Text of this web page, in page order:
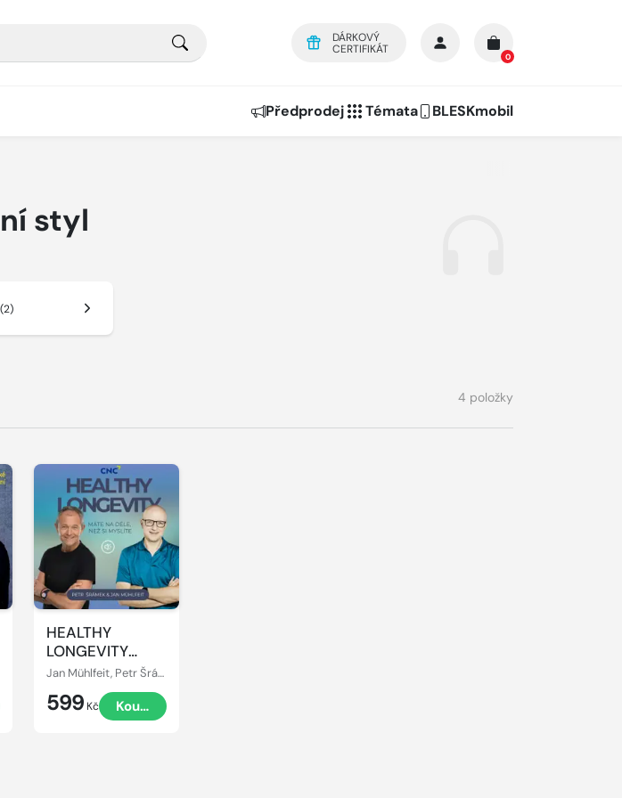
DÁRKOVÝ
CERTIFIKÁT
0
Předprodej Témata BLESKmobil
styl
(2)
4 položky
HEALTHY
LONGEVITY
Máte na déle,
než si myslíte
Jan Mühlfeit, Petr Šrámek
599 Kč Koupit